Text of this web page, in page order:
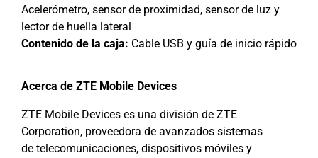
Acelerómetro, sensor de proximidad, sensor de luz y
lector de huella lateral
Contenido de la caja: Cable USB y guía de inicio rápido
Acerca de ZTE Mobile Devices
ZTE Mobile Devices es una división de ZTE
Corporation, proveedora de avanzados sistemas
de telecomunicaciones, dispositivos móviles y